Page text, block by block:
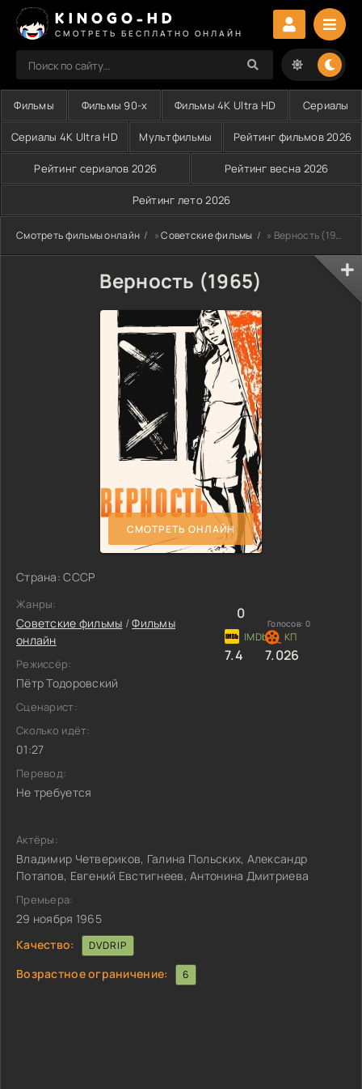
KINOGO-HD
СМОТРЕТЬ БЕСПЛАТНО ОНЛАЙН
Фильмы Фильмы 90-х Фильмы 4K Ultra HD Сериалы
Сериалы 4K Ultra HD Мультфильмы Рейтинг фильмов 2026
Рейтинг сериалов 2026 Рейтинг весна 2026
Рейтинг лето 2026
Смотреть фильмы онлайн »Советские фильмы » Верность (1965)
Верность (1965)
СМОТРЕТЬ ОНЛАЙН
Страна: СССР
Жанры:
Советские фильмы /Фильмы
онлайн
Режиссёр:
Пётр Тодоровский
Сценарист:
Сколько идёт:
01:27
Перевод:
Не требуется
0
Голосов: 0
7.4 7.026
Актёры:
Владимир Четвериков, Галина Польских, Александр
Потапов, Евгений Евстигнеев, Антонина Дмитриева
Премьера:
29 ноября 1965
Качество:
DVDRIP
Возрастное ограничение: 6